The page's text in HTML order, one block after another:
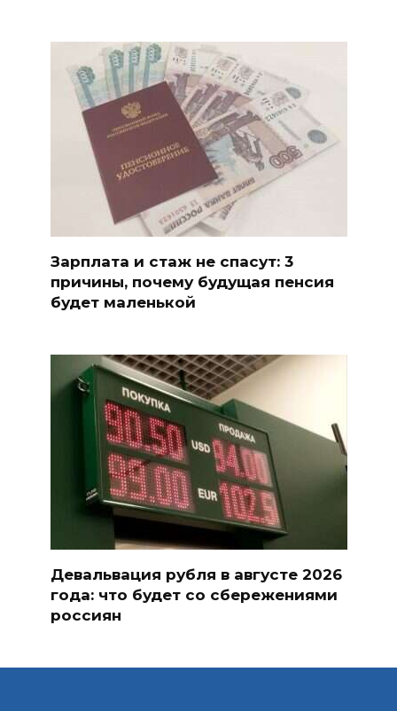
Зарплата и стаж не спасут: 3
причины, почему будущая пенсия
будет маленькой
Девальвация рубля в августе 2026
года: что будет со сбережениями
россиян